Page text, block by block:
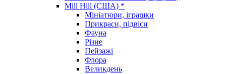
Mill Hill (США) *
Мініатюри, іграшки
Прикраси, підвіси
Фауна
Різне
Пейзажі
Флора
Великдень